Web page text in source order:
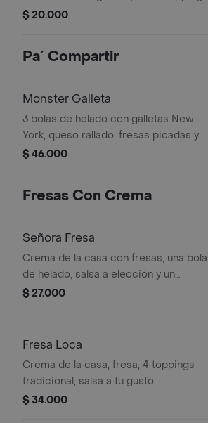
a tu gusto
$ 20.000
Pa´ Compartir
Monster Galleta
3 bolas de helado con galletas New
York, queso rallado, fresas picadas y
Chantilly.
$ 46.000
Fresas Con Crema
Señora Fresa
Crema de la casa con fresas, una bola
de helado, salsa a elección y un
topping (gomas o masmellows).
$ 27.000
Fresa Loca
Crema de la casa, fresa, 4 toppings
tradicional, salsa a tu gusto.
$ 34.000